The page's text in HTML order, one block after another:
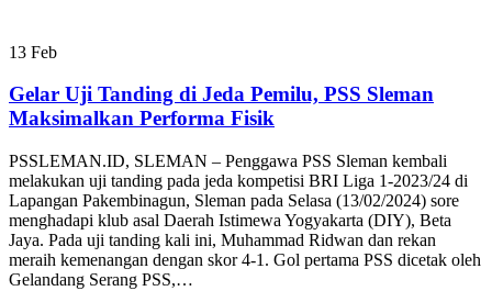
13 Feb
Gelar Uji Tanding di Jeda Pemilu, PSS Sleman
Maksimalkan Performa Fisik
PSSLEMAN.ID, SLEMAN – Penggawa PSS Sleman kembali
melakukan uji tanding pada jeda kompetisi BRI Liga 1-2023/24 di
Lapangan Pakembinagun, Sleman pada Selasa (13/02/2024) sore
menghadapi klub asal Daerah Istimewa Yogyakarta (DIY), Beta
Jaya. Pada uji tanding kali ini, Muhammad Ridwan dan rekan
meraih kemenangan dengan skor 4-1. Gol pertama PSS dicetak oleh
Gelandang Serang PSS,…